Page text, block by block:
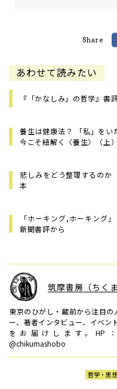
Share
あわせて読みたい
『「かなしみ」の哲学』
養生は健康法？ 「私」をい
今こそ紐解く〈養生〉（上）
悲しみをどう整理するのか
本
「ホーキング,ホーキン
新聞書評から
筑摩書房（ちく
東京のひがし・蔵前から注目
ー、著者インタビュー、イベン
をお届けします。HP：
@chikumashobo
哲学・思